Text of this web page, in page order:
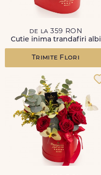
de la 359 RON
Cutie inima trandafiri albi
Trimite Flori